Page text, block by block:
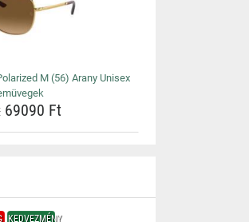
M (56) Arany Unisex
69090 Ft
KEDVEZMÉNY